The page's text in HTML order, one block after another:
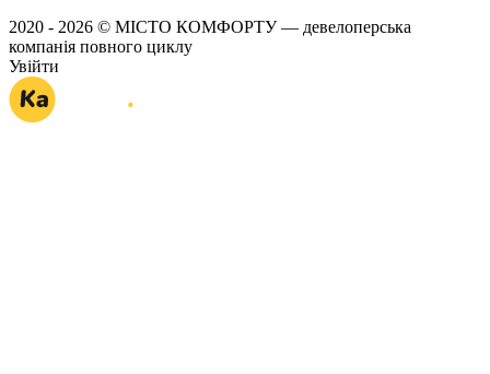
2020 - 2026 © МІСТО КОМФОРТУ — девелоперська
компанія повного циклу
Увійти